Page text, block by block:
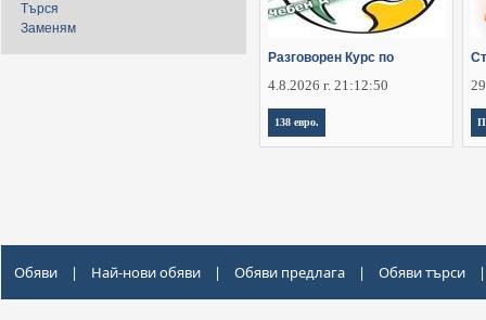
Търся
Заменям
Разговорен Курс по
4.8.2026 г. 21:12:50
138 евро.
Обяви | Най-нови обяви | Обяви предлага | Обяви търси |